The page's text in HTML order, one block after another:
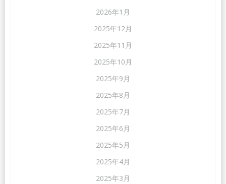
2026年1月
2025年12月
2025年11月
2025年10月
2025年9月
2025年8月
2025年7月
2025年6月
2025年5月
2025年4月
2025年3月